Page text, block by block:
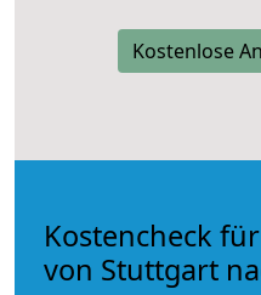
Kostenlose
Kostencheck
von Stuttgart